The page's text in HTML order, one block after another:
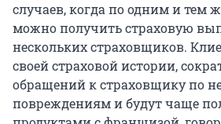
случаев, когда по одним и тем
можно получить страховую
нескольких страховщиков.
своей страховой истории,
обращений к страховщику по
повреждениям и будут чаще